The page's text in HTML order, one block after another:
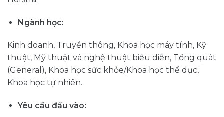
Ngành học:
Kinh doanh, Truyền thông, Khoa học máy tính, Kỹ
thuật, Mỹ thuật và nghệ thuật biểu diễn, Tổng quát
(General), Khoa học sức khỏe/Khoa học thể dục,
Khoa học tự nhiên.
Yêu cầu đầu vào: